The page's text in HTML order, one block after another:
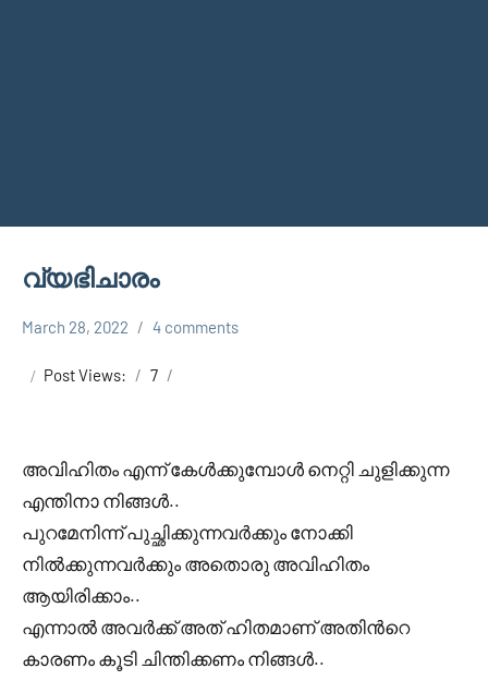
വ്യഭിചാരം
March 28, 2022
Cm
4 comments
Post Views: 7
അവിഹിതം എന്ന് കേൾക്കുമ്പോൾ നെറ്റി ചുളിക്കുന്ന
എന്തിനാ നിങ്ങൾ..
പുറമേനിന്ന് പുച്ഛിക്കുന്നവർക്കും നോക്കി
നിൽക്കുന്നവർക്കും അതൊരു അവിഹിതം
ആയിരിക്കാം..
എന്നാൽ അവർക്ക് അത് ഹിതമാണ് അതിൻറെ
കാരണം കൂടി ചിന്തിക്കണം നിങ്ങൾ..